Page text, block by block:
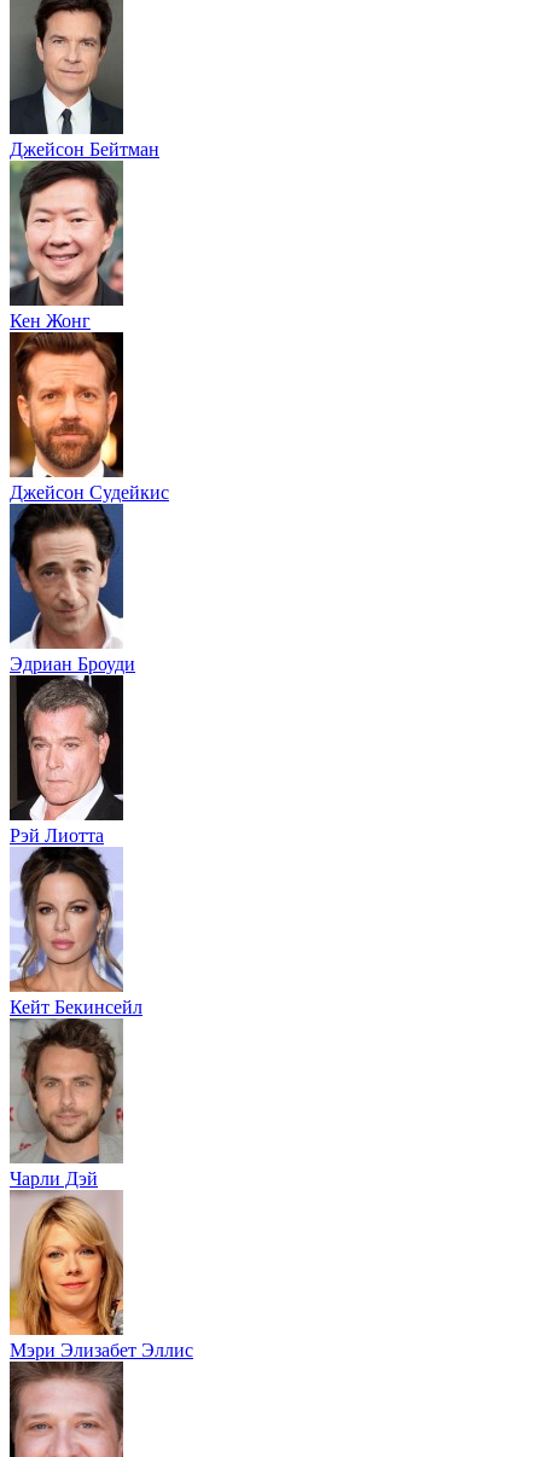
Джейсон Бейтман
Кен Жонг
Джейсон Судейкис
Эдриан Броуди
Рэй Лиотта
Кейт Бекинсейл
Чарли Дэй
Мэри Элизабет Эллис